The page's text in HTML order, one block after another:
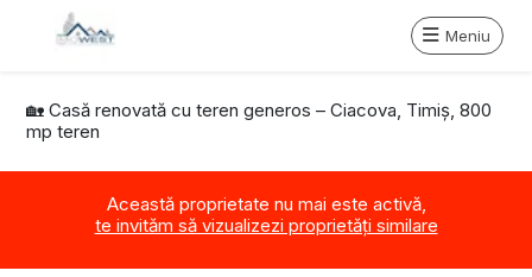
Meniu
🏡 Casă renovată cu teren generos – Ciacova, Timiș, 800
mp teren
Această proprietate nu mai este activă,
te invităm să vizualizezi proprietăți similare